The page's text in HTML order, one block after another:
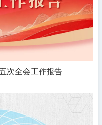
次全会工作报告